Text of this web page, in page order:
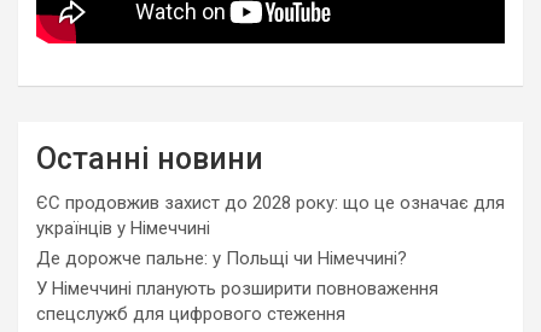
Останні новини
ЄС продовжив захист до 2028 року: що це означає для
українців у Німеччині
Де дорожче пальне: у Польщі чи Німеччині?
У Німеччині планують розширити повноваження
спецслужб для цифрового стеження